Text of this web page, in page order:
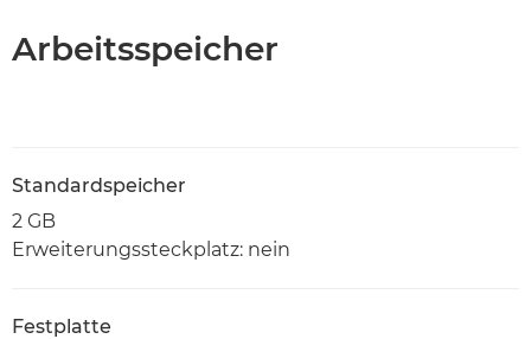
Arbeitsspeicher
Standardspeicher
2 GB
Erweiterungssteckplatz: nein
Festplatte